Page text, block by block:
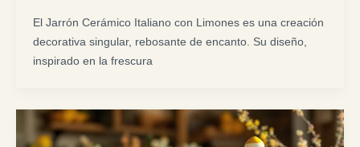
El Jarrón Cerámico Italiano con Limones es una creación
decorativa singular, rebosante de encanto. Su diseño,
inspirado en la frescura